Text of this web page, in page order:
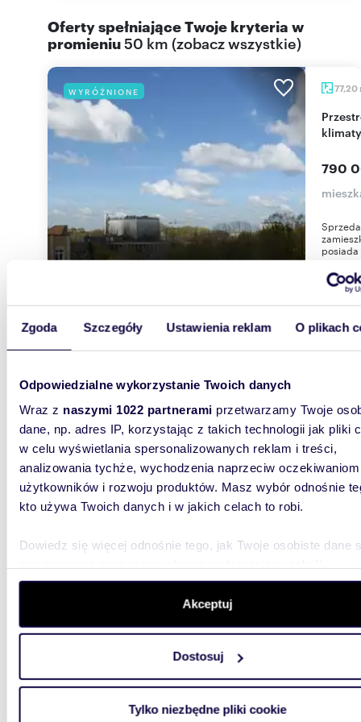
Zgoda Szczegóły Ustawienia reklam O plikach
Odpowiedzialne wykorzystanie Twoich danych
Wraz z naszymi 1022 partnerami przetwarzamy Twoje
dane, np. adres IP, korzystając z takich technologii jak pliki
w celu wyświetlania spersonalizowanych reklam i treści,
analizowania tychże, wychodzenia naprzeciw oczekiwaniom
użytkowników i rozwoju produktów. Masz wybór odnośnie
kto używa Twoich danych i w jakich celach to robi.
Dowiedz się więcej odnośnie tego, jak Twoje osobiste dane
szczegółów. W Deklaracji plików cookie możesz zmienić
wycofać swoją zgodę w dowolnej chwili.
aby oferować funkcje społecznościowe i analizować ruch w
witrynie. Informacje o tym, jak korzystasz z naszej witryny,
analitycznym. Partnerzy mogą połączyć te informacje z
Akceptuj
Dostosuj
Tylko niezbędne pliki cookie
Oferty spełniające Twoje kryteria w
promieniu50 km (zobacz wszystkie)
WYRÓŻNIONE 77,20
Przestronne 3-pokojowe mieszkanie 77 m² z
790
WYRÓŻNIONE
440